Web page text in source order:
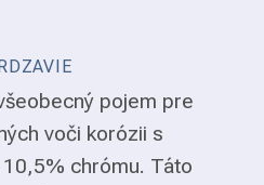
pojem pre
voči korózii s
chrómu. Táto